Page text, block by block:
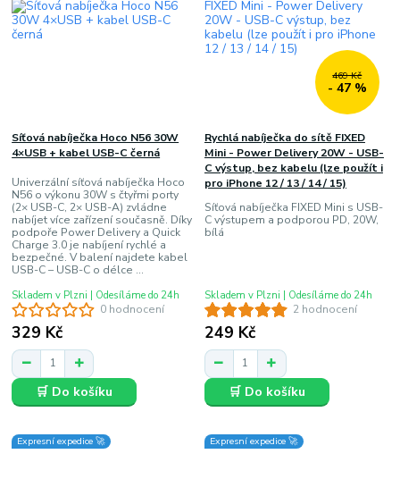
0 hodnocení
Síťová nabíječka Hoco N56 30W
4×USB + kabel USB-C černá
Univerzální síťová nabíječka Hoco
N56 o výkonu 30W s čtyřmi porty
(2× USB-C, 2× USB-A) zvládne
nabíjet více zařízení současně. Díky
podpoře Power Delivery a Quick
Charge 3.0 je nabíjení rychlé a
bezpečné. V balení najdete kabel
USB-C – USB-C o délce ...
329 Kč
Skladem v Plzni | Odesíláme do 24h
🛒 Do košíku
469 Kč
- 47 %
2 hodnocení
Rychlá nabíječka do sítě FIXED
Mini - Power Delivery 20W - USB-
C výstup, bez kabelu (lze použít i
pro iPhone 12 / 13 / 14 / 15)
Síťová nabíječka FIXED Mini s USB-
C výstupem a podporou PD, 20W,
bílá
249 Kč
Skladem v Plzni | Odesíláme do 24h
🛒 Do košíku
Expresní expedice 🚀 Expresní expedice 🚀